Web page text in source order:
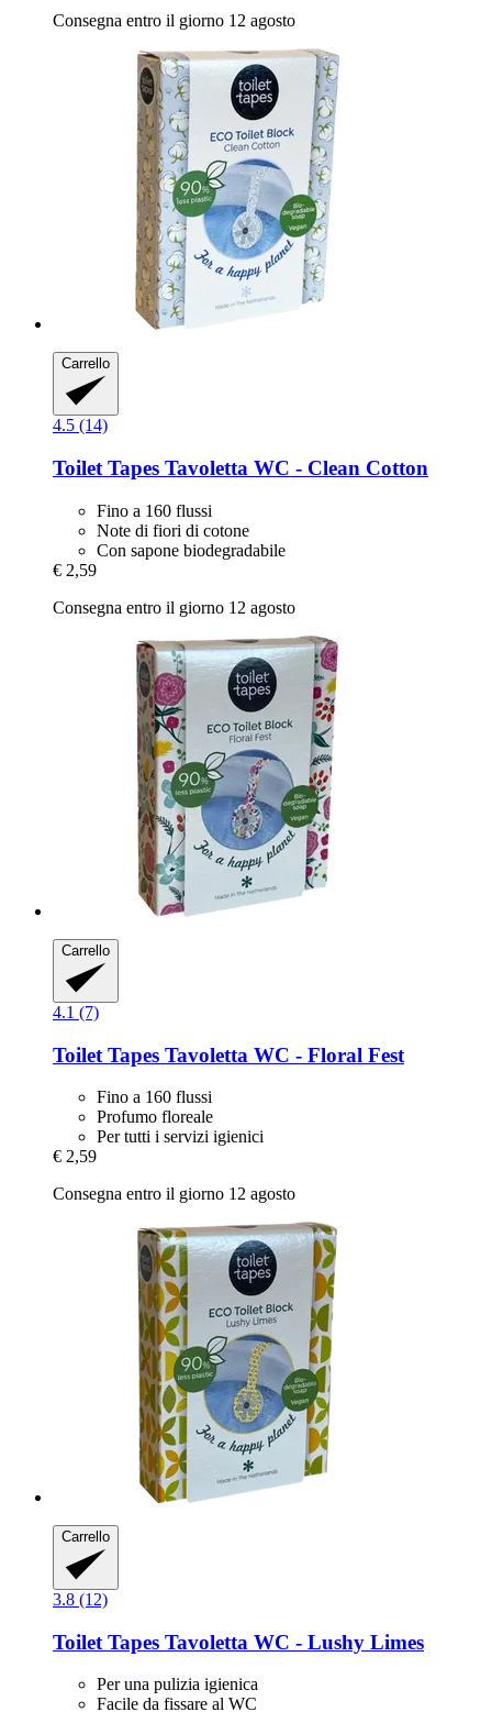
Consegna entro il giorno 12 agosto
Carrello
4.5 (14)
Toilet Tapes Tavoletta WC -​ Clean Cotton
Fino a 160 flussi
Note di fiori di cotone
Con sapone biodegradabile
€ 2,59
Consegna entro il giorno 12 agosto
Carrello
4.1 (7)
Toilet Tapes Tavoletta WC -​ Floral Fest
Fino a 160 flussi
Profumo floreale
Per tutti i servizi igienici
€ 2,59
Consegna entro il giorno 12 agosto
Carrello
3.8 (12)
Toilet Tapes Tavoletta WC -​ Lushy Limes
Per una pulizia igienica
Facile da fissare al WC